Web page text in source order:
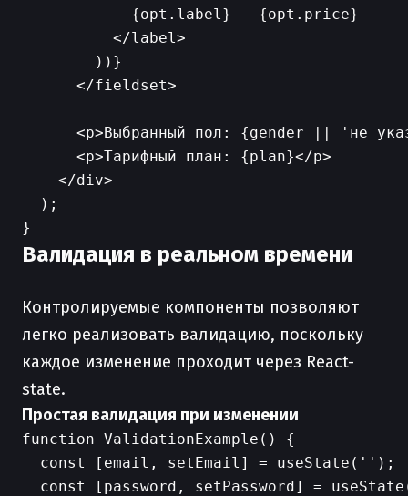
            {opt.label} — {opt.price}
          </label>
        ))}
      </fieldset>
<p>Выбранный пол: {gender || 'не
      <p>Тарифный план: {plan}</p>
    </div>
  );
Валидация в реальном времени
Контролируемые компоненты позволяют
легко реализовать валидацию, поскольку
каждое изменение проходит через React-
state.
Простая валидация при изменении
function ValidationExample() {
  const [email, setEmail] = useState('');
const [password, setPassword] =